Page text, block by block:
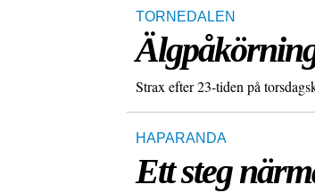
TORNEDALEN
Strax efter 23-tiden på
HAPARANDA
Ett steg